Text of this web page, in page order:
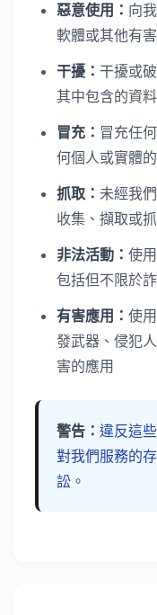
惡意使用： 向
軟體或其他有
干擾： 干擾或
其中包含的資料
冒充： 冒充任
何個人或實體
抓取： 未經我
收集、擷取或
非法活動： 使
包括但不限於
有害應用： 使
發武器、侵犯
害的應用
警告： 違反這
對我們服務的
訟。